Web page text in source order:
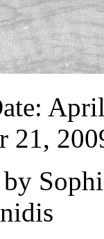
21,